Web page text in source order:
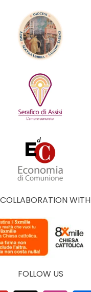
WITH
FOLLOW US